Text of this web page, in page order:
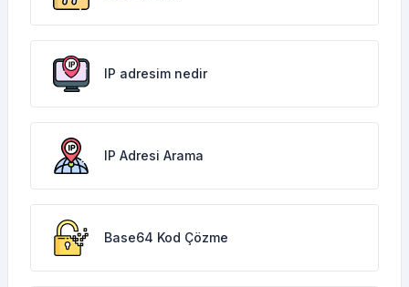
IP adresim nedir
IP Adresi Arama
Base64 Kod Çözme